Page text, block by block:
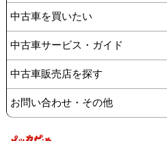
中古車を買いたい
中古車サービス・ガイド
中古車販売店を探す
お問い合わせ・その他